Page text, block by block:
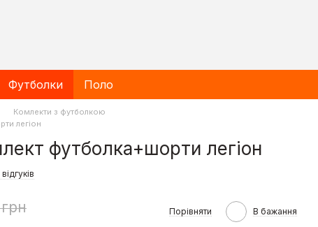
Футболки Поло
Комлекти з футболкою
легіон
футболка+шорти легіон
Порівняти В бажання